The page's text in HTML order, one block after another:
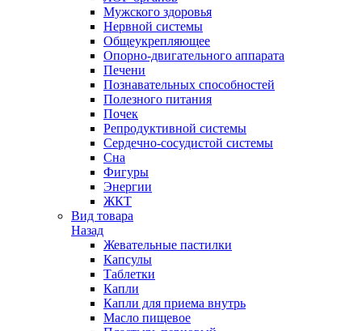
Мужского здоровья
Нервной системы
Общеукрепляющее
Опорно-двигательного аппарата
Печени
Познавательных способностей
Полезного питания
Почек
Репродуктивной системы
Сердечно-сосудистой системы
Сна
Фигуры
Энергии
ЖКТ
Вид товара
Назад
Жевательные пастилки
Капсулы
Таблетки
Капли
Капли для приема внутрь
Масло пищевое